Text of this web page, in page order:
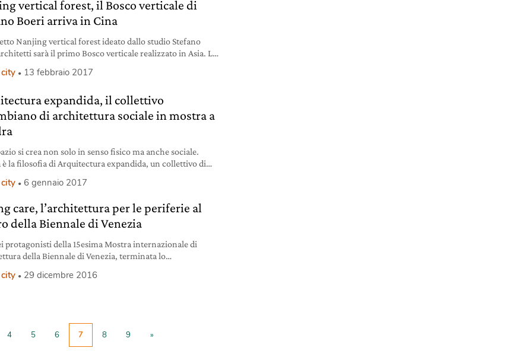
vertical forest, il Bosco verticale di
Boeri arriva in Cina
Nanjing vertical forest ideato dallo studio Stefano
sarà il primo Bosco verticale realizzato in Asia. Le
distretto di Nanchino a sud di Pechino, saranno
dei due edifici che emuleranno la coppia di torri
13 febbraio 2017
expandida, il collettivo
di architettura sociale in mostra a
si crea non solo in senso fisico ma anche sociale.
è la filosofia di Arquitectura expandida, un collettivo di
più svantaggiati della capitale colombiana Bogotá, nato
progetti anche Potocine,
6 gennaio 2017
care, l’architettura per le periferie al
della Biennale di Venezia
protagonisti della 15esima Mostra internazionale di
della Biennale di Venezia, terminata lo
per il bene comune di TAMassociati, team curatoriale
29 dicembre 2016
4 5 6 7 8 9 »